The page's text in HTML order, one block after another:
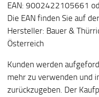
EAN: 9002422105661
Die EAN finden Sie auf
Hersteller: Bauer &
Österreich
Kunden werden
mehr zu verwenden und
zurückzugeben. Der